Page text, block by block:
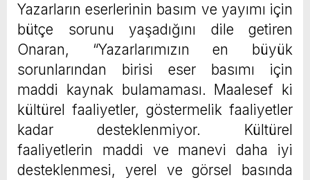
Yazarların eserlerinin basım ve yayımı için
bütçe sorunu yaşadığını dile getiren
Onaran, “Yazarlarımızın en büyük
sorunlarından birisi eser basımı için
maddi kaynak bulamaması. Maalesef ki
kültürel faaliyetler, göstermelik faaliyetler
kadar desteklenmiyor. Kültürel
faaliyetlerin maddi ve manevi daha iyi
desteklenmesi, yerel ve görsel basında